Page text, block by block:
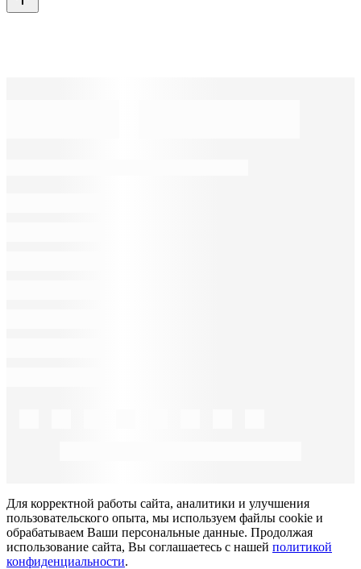
Для корректной работы сайта, аналитики и улучшения
пользовательского опыта, мы используем файлы cookie и
обрабатываем Ваши персональные данные. Продолжая
использование сайта, Вы соглашаетесь с нашей политикой
конфиденциальности.